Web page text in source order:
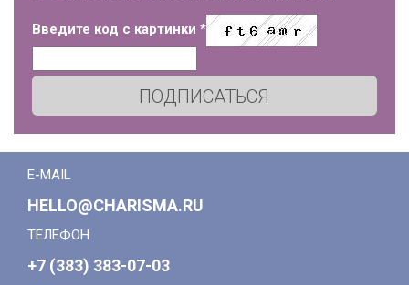
Введите код с картинки *
ПОДПИСАТЬСЯ
E-MAIL
HELLO@CHARISMA.RU
ТЕЛЕФОН
+7 (383) 383-07-03